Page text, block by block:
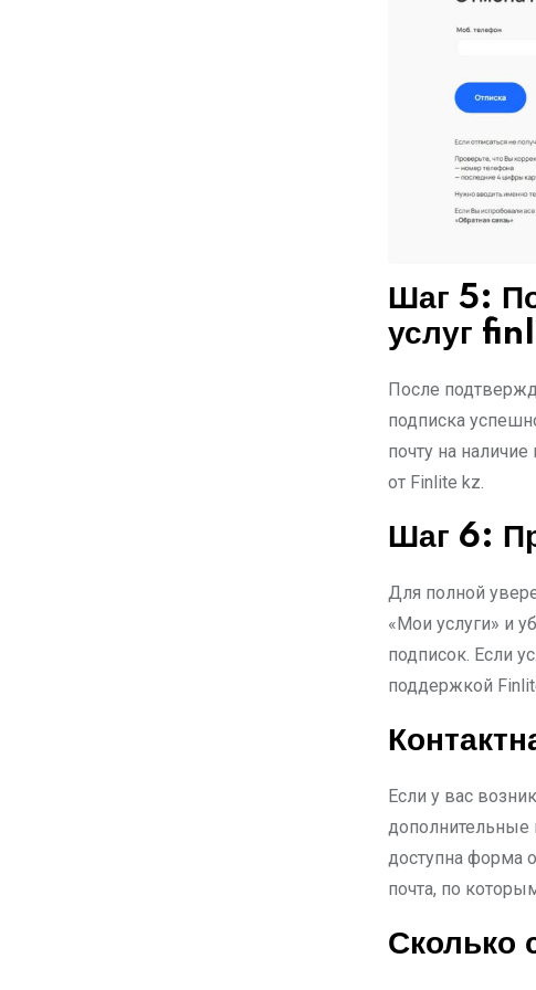
Шаг 5:
услуг
После
подписка
почту на
от Finlite kz.
Шаг 6:
Для полной
«Мои услуги» и
подписок. Если
поддержкой
Если у вас
дополнительные
доступна форма
почта, по
Сколько